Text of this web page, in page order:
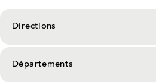
Directions
Départements